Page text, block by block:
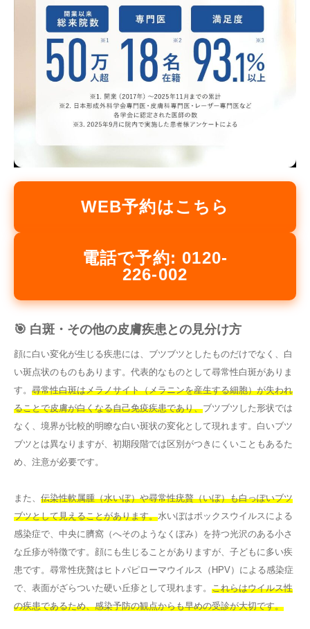
WEB予約はこちら
電話で予約: 0120-
226-002
🎯 白斑・その他の皮膚疾患との見分け方
顔に白い変化が生じる疾患には、ブツブツとしたものだけでなく、白
い斑点状のものもあります。代表的なものとして尋常性白斑がありま
す。 尋常性白斑はメラノサイト（メラニンを産生する細胞）が失われ
ることで皮膚が白くなる自己免疫疾患であり、ブツブツした形状では
なく、境界が比較的明瞭な白い斑状の変化として現れます。白いブツ
ブツとは異なりますが、初期段階では区別がつきにくいこともあるた
め、注意が必要です。
また、 伝染性軟属腫（水いぼ）や尋常性疣贅（いぼ）も白っぽいブツ
ブツとして見えることがあります。水いぼはポックスウイルスによる
感染症で、中央に臍窩（へそのようなくぼみ）を持つ光沢のある小さ
な丘疹が特徴です。顔にも生じることがありますが、子どもに多い疾
患です。尋常性疣贅はヒトパピローマウイルス（HPV）による感染症
で、表面がざらついた硬い丘疹として現れます。 これらはウイルス性
の疾患であるため、感染予防の観点からも早めの受診が大切です。